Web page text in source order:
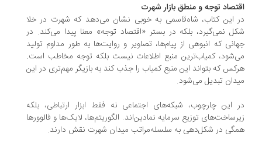
توجه و منطق بازار شهرت
این کتاب، شاه‌قاسمی به خوبی نشان می‌دهد که شهرت در خلا
نمی‌گیرد، بلکه در بستر «اقتصاد توجه» معنا پیدا می‌کند. در
که انبوهی از پیام‌ها، تصاویر و روایت‌ها به طور مداوم تولید
کمیاب‌ترین منبع اطلاعات نیست بلکه توجه مخاطب است.
که بتواند این منبع کمیاب را جذب کند به بازیگر مهم‌تری در این
تبدیل می‌شود.
این چارچوب، شبکه‌های اجتماعی نه فقط ابزار ارتباطی، بلکه
توزیع سرمایه نمادین‌اند. الگوریتم‌ها، لایک‌ها و فالوورها
در شکل‌دهی به سلسله‌مراتب میدان شهرت نقش دارند.